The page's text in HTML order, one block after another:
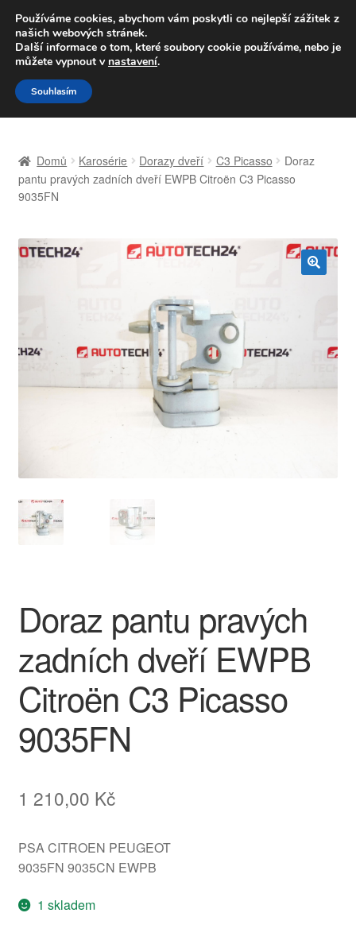
DOPRAVA od 139,-Kč
Volejte po-pá 9-16 704 494 494
Přeskočit
na
navigaci
Přejít
k
obsahu
Celosvětová doprava
Kontakt
Můj účet
O nás
Obchodní podmínky
Platby
Reklamační řád
Vrakoviště Citroën
Domů Karosérie Dorazy dveří C3 Picasso
Doraz
pantu pravých zadních dveří EWPB Citroën C3 Picasso
9035FN
Doraz pantu pravých
zadních dveří EWPB
Citroën C3 Picasso
9035FN
1 210,00 Kč
PSA CITROEN PEUGEOT
9035FN 9035CN EWPB
1 skladem
Používáme cookies, abychom vám poskytli co nejlepší zážitek z
našich webových stránek.
Další informace o tom, které soubory cookie používáme, nebo je
můžete vypnout v nastavení.
Souhlasím